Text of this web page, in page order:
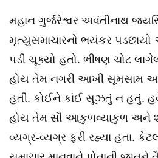
મહાન ગુર્જરેશ્વર અવંતીનાથ
મૃત્યુસમાચારનો ભયંકર
પડી ચૂક્યો હતો. ભીષણ ચોટ
હોય તેમ નગરી આખી સૂમસામ
હતી. કોઈને કાંઈ સૂઝતું ન હતું.
હોય તેમ સૌ આકુળવ્યાકુળ અને
વ્યગ્ર-વ્યગ્ર ફરી રહ્યા હતા.